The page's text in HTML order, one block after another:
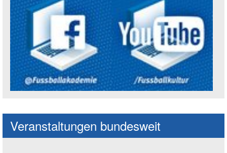
Veranstaltungen bundesweit